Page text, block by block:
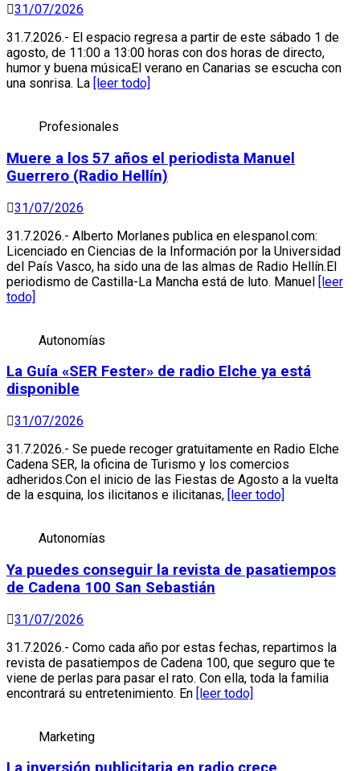
31/07/2026
31.7.2026.- El espacio regresa a partir de este sábado 1 de
agosto, de 11:00 a 13:00 horas con dos horas de directo,
humor y buena músicaEl verano en Canarias se escucha con
una sonrisa. La
[leer todo]
Profesionales
Muere a los 57 años el periodista Manuel
Guerrero (Radio Hellín)
31/07/2026
31.7.2026.- Alberto Morlanes publica en elespanol.com:
Licenciado en Ciencias de la Información por la Universidad
del País Vasco, ha sido una de las almas de Radio Hellín.El
periodismo de Castilla-La Mancha está de luto. Manuel [leer
todo]
Autonomías
La Guía «SER Fester» de radio Elche ya está
disponible
31/07/2026
31.7.2026.- Se puede recoger gratuitamente en Radio Elche
Cadena SER, la oficina de Turismo y los comercios
adheridos.Con el inicio de las Fiestas de Agosto a la vuelta
de la esquina, los ilicitanos e ilicitanas, [leer todo]
Autonomías
Ya puedes conseguir la revista de pasatiempos
de Cadena 100 San Sebastián
31/07/2026
31.7.2026.- Como cada año por estas fechas, repartimos la
revista de pasatiempos de Cadena 100, que seguro que te
viene de perlas para pasar el rato. Con ella, toda la familia
encontrará su entretenimiento. En [leer todo]
Marketing